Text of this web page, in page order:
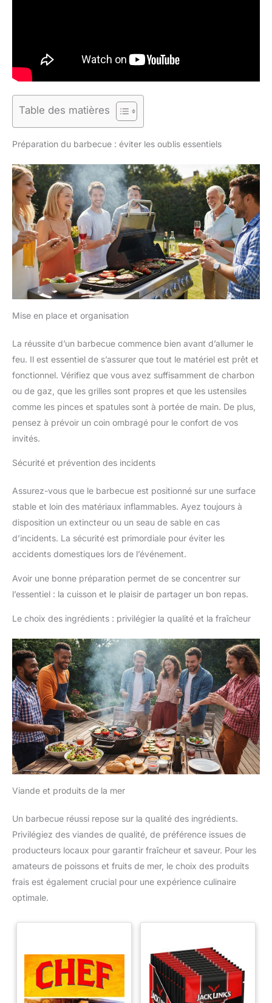
Table des matières
Préparation du barbecue : éviter les oublis essentiels
Mise en place et organisation
La réussite d’un barbecue commence bien avant d’allumer le
feu. Il est essentiel de s’assurer que tout le matériel est prêt et
fonctionnel. Vérifiez que vous avez suffisamment de charbon
ou de gaz, que les grilles sont propres et que les ustensiles
comme les pinces et spatules sont à portée de main. De plus,
pensez à prévoir un coin ombragé pour le confort de vos
invités.
Sécurité et prévention des incidents
Assurez-vous que le barbecue est positionné sur une surface
stable et loin des matériaux inflammables. Ayez toujours à
disposition un extincteur ou un seau de sable en cas
d’incidents. La sécurité est primordiale pour éviter les
accidents domestiques lors de l’événement.
Avoir une bonne préparation permet de se concentrer sur
l’essentiel : la cuisson et le plaisir de partager un bon repas.
Le choix des ingrédients : privilégier la qualité et la fraîcheur
Viande et produits de la mer
Un barbecue réussi repose sur la qualité des ingrédients.
Privilégiez des viandes de qualité, de préférence issues de
producteurs locaux pour garantir fraîcheur et saveur. Pour les
amateurs de poissons et fruits de mer, le choix des produits
frais est également crucial pour une expérience culinaire
optimale.